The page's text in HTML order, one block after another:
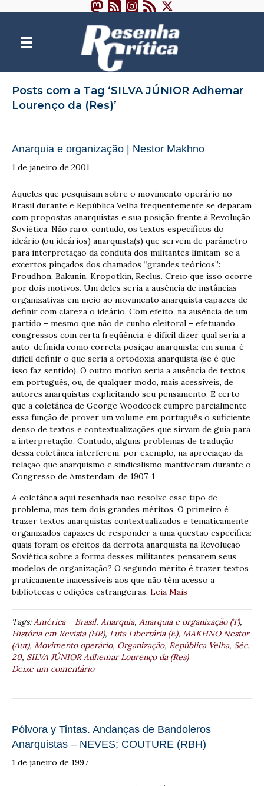
Posts com a Tag ‘SILVA JÚNIOR Adhemar
Lourenço da (Res)’
Anarquia e organização | Nestor Makhno
1 de janeiro de 2001
Aqueles que pesquisam sobre o movimento operário no
Brasil durante e República Velha freqüentemente se deparam
com propostas anarquistas e sua posição frente à Revolução
Soviética. Não raro, contudo, os textos específicos do
ideário (ou ideários) anarquista(s) que servem de parâmetro
para interpretação da conduta dos militantes limitam-se a
excertos pinçados dos chamados “grandes teóricos”:
Proudhon, Bakunin, Kropotkin, Reclus. Creio que isso ocorre
por dois motivos. Um deles seria a ausência de instâncias
organizativas em meio ao movimento anarquista capazes de
definir com clareza o ideário. Com efeito, na ausência de um
partido – mesmo que não de cunho eleitoral – efetuando
congressos com certa freqüência, é difícil dizer qual seria a
auto-definida como correta posição anarquista: em suma, é
difícil definir o que seria a ortodoxia anarquista (se é que
isso faz sentido). O outro motivo seria a ausência de textos
em português, ou, de qualquer modo, mais acessíveis, de
autores anarquistas explicitando seu pensamento. É certo
que a coletânea de George Woodcock cumpre parcialmente
essa função de prover um volume em português o suficiente
denso de textos e contextualizações que sirvam de guia para
a interpretação. Contudo, alguns problemas de tradução
dessa coletânea interferem, por exemplo, na apreciação da
relação que anarquismo e sindicalismo mantiveram durante o
Congresso de Amsterdam, de 1907. 1
A coletânea aqui resenhada não resolve esse tipo de
problema, mas tem dois grandes méritos. O primeiro é
trazer textos anarquistas contextualizados e tematicamente
organizados capazes de responder a uma questão específica:
quais foram os efeitos da derrota anarquista na Revolução
Soviética sobre a forma desses militantes pensarem seus
modelos de organização? O segundo mérito é trazer textos
praticamente inacessíveis aos que não têm acesso a
bibliotecas e edições estrangeiras. Leia Mais
Tags:América – Brasil, Anarquia, Anarquia e organização (T),
História em Revista (HR), Luta Libertária (E), MAKHNO Nestor
(Aut), Movimento operário, Organização, República Velha, Séc.
20, SILVA JÚNIOR Adhemar Lourenço da (Res)
Deixe um comentário
Pólvora y Tintas. Andanças de Bandoleros
Anarquistas – NEVES; COUTURE (RBH)
1 de janeiro de 1997